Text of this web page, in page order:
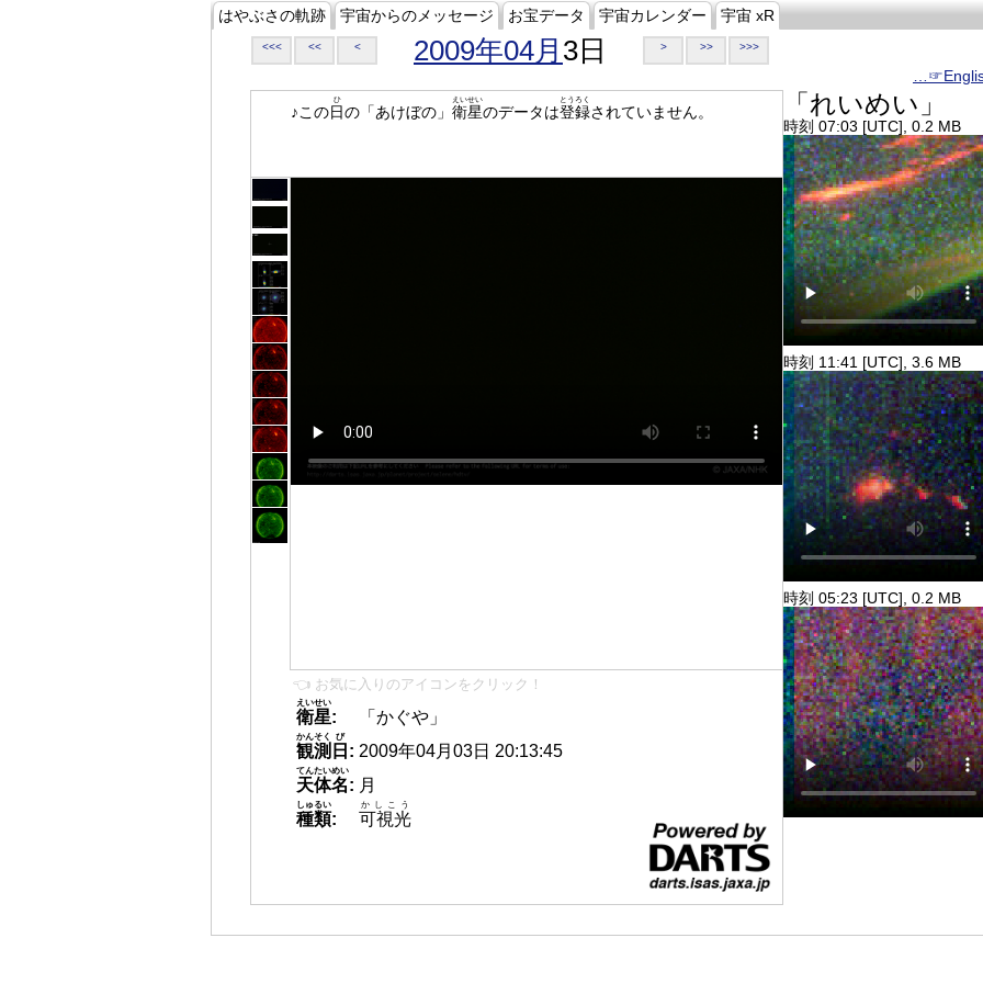
はやぶさの軌跡 宇宙からのメッセージ お宝データ 宇宙カレンダー 宇宙 xR
<<< << < 2009年04月 3日 > >> >>>
♪この日
ひ
の「あけぼの」 衛星
えいせい
のデータは登録
とうろく
されていません。
👈 お気に入りのアイコンをクリック！
衛星
えいせい
:
「かぐや」
観測
かんそく
日
び
: 2009年04月03日 20:13:45
天体名
てんたいめい
: 月
種類
しゅるい
: 可視光
かしこう
「れいめい」
時刻 07:03 [UTC], 0.2 MB
時刻 11:41 [UTC], 3.6 MB
時刻 05:23 [UTC], 0.2 MB